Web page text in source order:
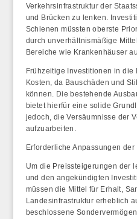
Verkehrsinfrastruktur der
und Brücken zu lenken.
Schienen müssten oberste
durch unverhältnismäßige
Bereiche wie Krankenhäuser
Frühzeitige Investitionen in
Kosten, da Bauschäden und
können. Die bestehende
bietet hierfür eine solide
jedoch, die Versäumnisse der
aufzuarbeiten.
Erforderliche Anpassungen
Um die Preissteigerungen der
und den angekündigten
müssen die Mittel für Erhalt,
Landesinfrastruktur erheblich
beschlossene